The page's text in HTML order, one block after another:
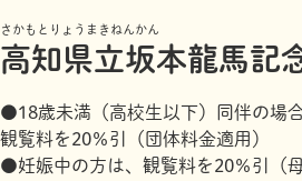
さかもとりょうまきねんかん
高知県立坂本龍馬記
●18歳未満（高校生以下）同伴の場
観覧料を20％引（団体料金適用）
●妊娠中の方は、観覧料を20％引（